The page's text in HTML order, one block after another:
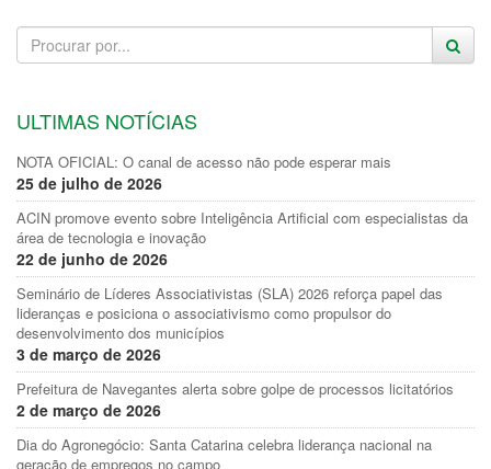
ULTIMAS NOTÍCIAS
NOTA OFICIAL: O canal de acesso não pode esperar mais
25 de julho de 2026
ACIN promove evento sobre Inteligência Artificial com especialistas da
área de tecnologia e inovação
22 de junho de 2026
Seminário de Líderes Associativistas (SLA) 2026 reforça papel das
lideranças e posiciona o associativismo como propulsor do
desenvolvimento dos municípios
3 de março de 2026
Prefeitura de Navegantes alerta sobre golpe de processos licitatórios
2 de março de 2026
Dia do Agronegócio: Santa Catarina celebra liderança nacional na
geração de empregos no campo